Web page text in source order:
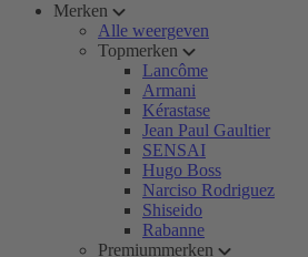
Merken
Alle weergeven
Topmerken
Lancôme
Armani
Kérastase
Jean Paul Gaultier
SENSAI
Hugo Boss
Narciso Rodriguez
Shiseido
Rabanne
Premiummerken